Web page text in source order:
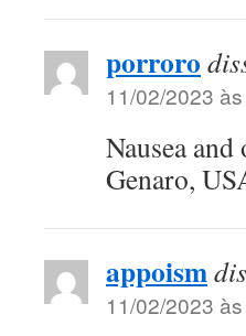
porroro
11/02/2023
Nausea
Genaro,
appoism
11/02/2023